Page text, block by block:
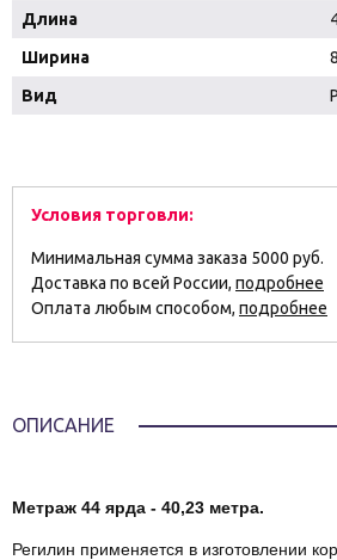
Длина
Ширина
Вид
Условия торговли:
Минимальная сумма заказа 5000 руб.
Доставка по всей России, подробнее
Оплата любым способом, подробнее
ОПИСАНИЕ
Метраж 44 ярда - 40,23 метра.
Регилин применяется в изготовлении